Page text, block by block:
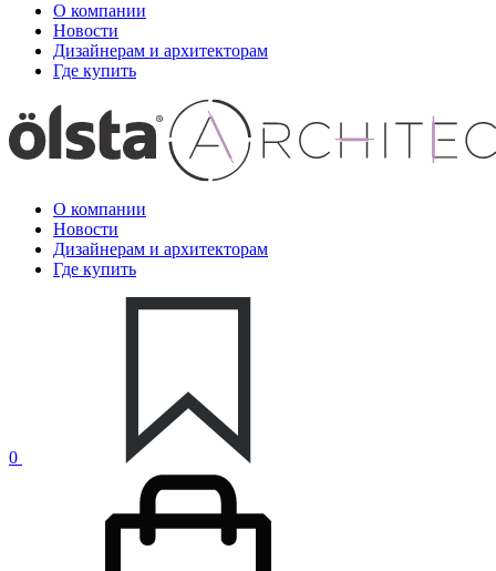
О компании
Новости
Дизайнерам и архитекторам
Где купить
О компании
Новости
Дизайнерам и архитекторам
Где купить
0